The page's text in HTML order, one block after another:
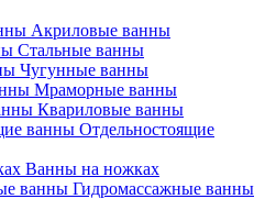
Акриловые ванны
Стальные ванны
Чугунные ванны
Мраморные ванны
Квариловые ванны
Отдельностоящие
Ванны на ножках
Гидромассажные ванны